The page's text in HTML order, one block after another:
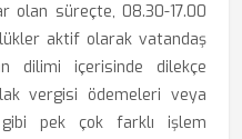
olan süreçte, 08.30-17.00
aktif olarak vatandaş
dilimi içerisinde dilekçe
vergisi ödemeleri veya
gibi pek çok farklı işlem